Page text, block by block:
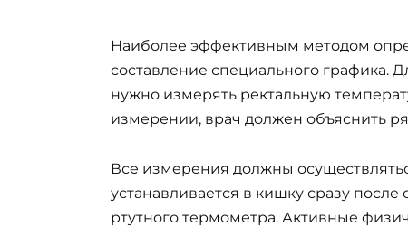
Наиболее эффективным методом
составление специального графика.
нужно измерять ректальную
измерении, врач должен объяснить
Все измерения должны
устанавливается в кишку сразу
ртутного термометра. Активные